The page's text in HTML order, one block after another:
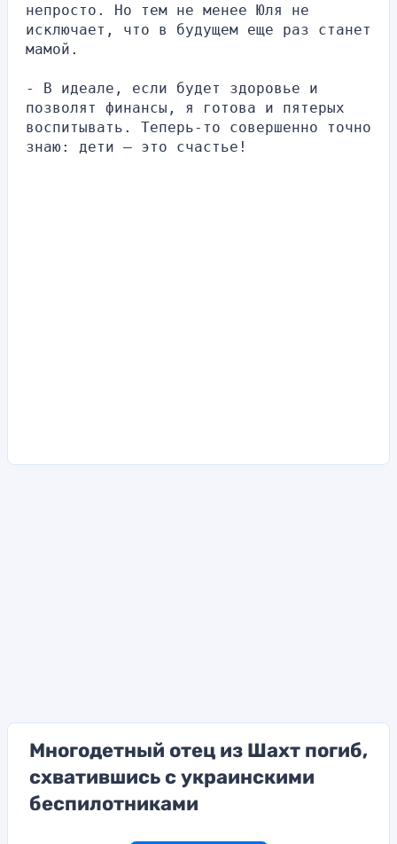
непросто. Но тем не менее Юля не
исключает, что в будущем еще раз станет
мамой.
- В идеале, если будет здоровье и
позволят финансы, я готова и пятерых
воспитывать. Теперь-то совершенно точно
знаю: дети – это счастье!
Многодетный отец из Шахт погиб,
схватившись с украинскими
беспилотниками